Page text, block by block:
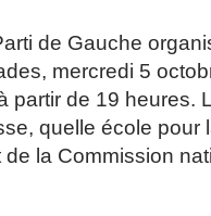
de Gauche
mercredi 5
partir de 19 heures.
quelle école pour
de la Commission